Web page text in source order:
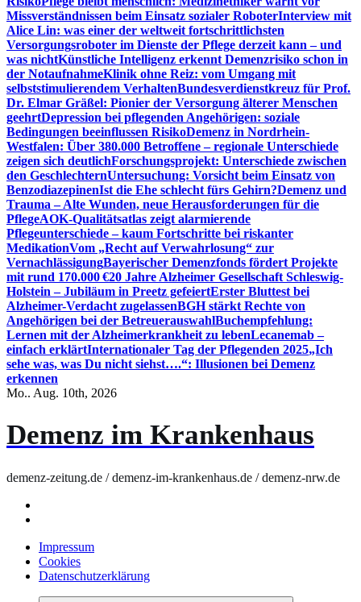
Missverständnissen beim Einsatz sozialer RoboterInterview mit
Alice Lin: was einer der weltweit fortschrittlichsten
Versorgungsroboter im Dienste der Pflege derzeit kann – und
was nichtKünstliche Intelligenz erkennt Demenzrisiko schon in
der NotaufnahmeKlinik ohne Reiz: vom Umgang mit
selbststimulierendem VerhaltenBundesverdienstkreuz für Prof.
Dr. Elmar Gräßel: Pionier der Versorgung älterer Menschen
geehrtDepression bei pflegenden Angehörigen: soziale
Bedingungen beeinflussen RisikoDemenz in Nordrhein-
Westfalen: Über 380.000 Betroffene – regionale Unterschiede
zeigen sich deutlichForschungsprojekt: Unterschiede zwischen
den GeschlechternUntersuchung: Vorsicht beim Einsatz von
BenzodiazepinenIst die Ehe schlecht fürs Gehirn?Demenz und
Trauma – Alte Wunden, neue Herausforderungen für die
PflegeAOK-Qualitätsatlas zeigt alarmierende
Pflegeunterschiede – kaum Fortschritte bei riskanter
MedikationVom „Recht auf Verwahrlosung“ zur
VernachlässigungBayerischer Demenzfonds fördert Projekte
mit rund 170.000 €20 Jahre Alzheimer Gesellschaft Schleswig-
Holstein – Jubiläum in Preetz gefeiertErster Bluttest bei
Alzheimer-Verdacht zugelassenBGH stärkt Rechte von
Angehörigen bei der BetreuerauswahlBuchempfehlung:
Lernen mit der Alzheimerkrankheit zu lebenLecanemab –
einfach erklärtInternationaler Tag der Pflegenden 2025„Ich
sehe was, was Du nicht siehst….“: Illusionen bei Demenz
erkennen
Mo.. Aug. 10th, 2026
Demenz im Krankenhaus
demenz-zeitung.de / demenz-im-krankenhaus.de / demenz-nrw.de
Impressum
Cookies
Datenschutzerklärung